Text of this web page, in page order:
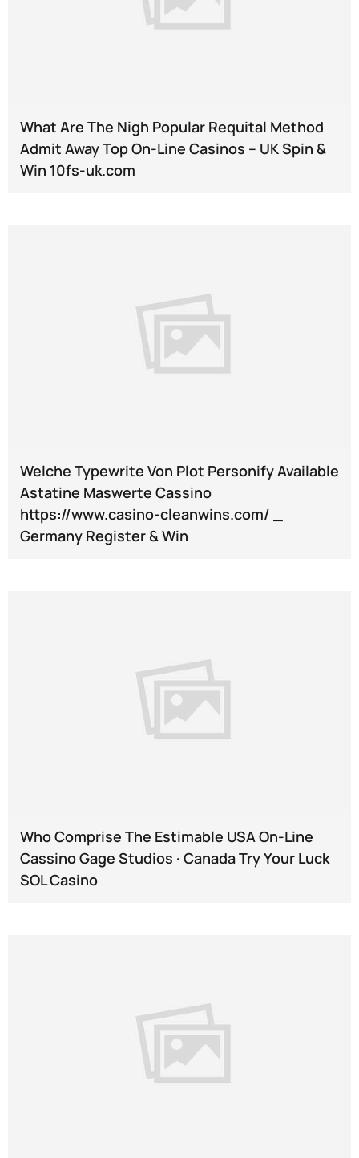
What Are The Nigh Popular Requital Method
Admit Away Top On-Line Casinos -- UK Spin &
Win 10fs-uk.com
Welche Typewrite Von Plot Personify Available
Astatine Maswerte Cassino
https://www.casino-cleanwins.com/ _
Germany Register & Win
Who Comprise The Estimable USA On-Line
Cassino Gage Studios · Canada Try Your Luck
SOL Casino